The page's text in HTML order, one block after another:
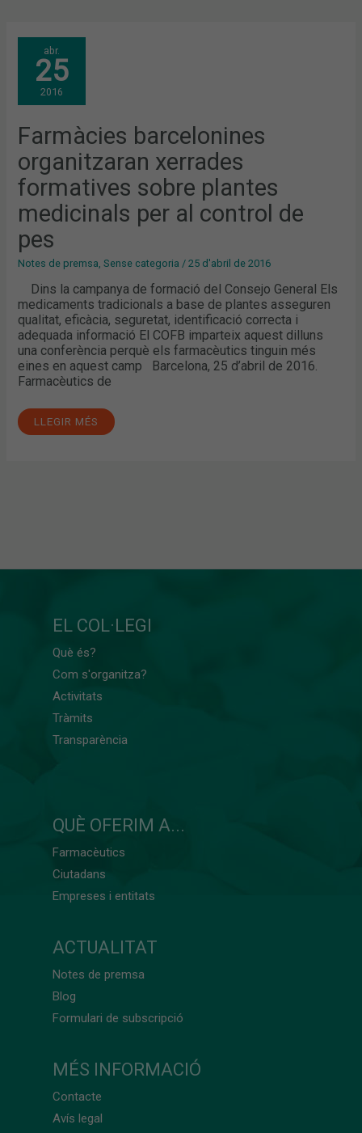
abr.
25
2016
Farmàcies barcelonines
organitzaran xerrades
formatives sobre plantes
medicinals per al control de
pes
Notes de premsa,Sense categoria /25 d'abril de 2016
Dins la campanya de formació del Consejo General Els
medicaments tradicionals a base de plantes asseguren
qualitat, eficàcia, seguretat, identificació correcta i
adequada informació El COFB imparteix aquest dilluns
una conferència perquè els farmacèutics tinguin més
eines en aquest camp Barcelona, 25 d’abril de 2016.
Farmacèutics de
FARMÀCIES
BARCELONINES
ORGANITZARAN
XERRADES
FORMATIVES
SOBRE
PLANTES
AL
CONTROL
DE
PES
LLEGIR MÉS
EL COL·LEGI
Què és?
Com s'organitza?
Activitats
Tràmits
Transparència
QUÈ OFERIM A...
Farmacèutics
Ciutadans
Empreses i entitats
ACTUALITAT
Notes de premsa
Blog
Formulari de subscripció
MÉS INFORMACIÓ
Contacte
Avís legal